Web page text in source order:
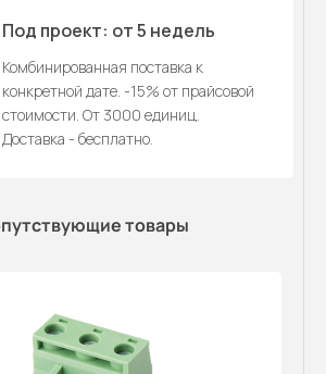
Под проект: от 5 недель
Комбинированная поставка к
конкретной дате. -15% от прайсовой
стоимости. От 3000 единиц.
Доставка - бесплатно.
товары